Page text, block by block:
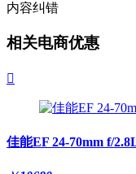
内容纠错
相关电商优惠

佳能EF 24-70mm f/